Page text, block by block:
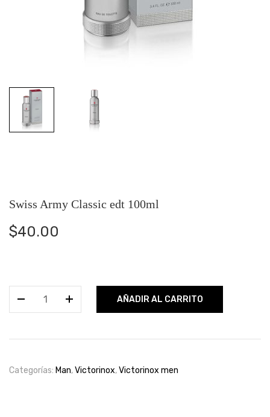
Swiss Army Classic edt 100ml
$40.00
AÑADIR AL CARRITO
Categorías: Man,Victorinox,Victorinox men